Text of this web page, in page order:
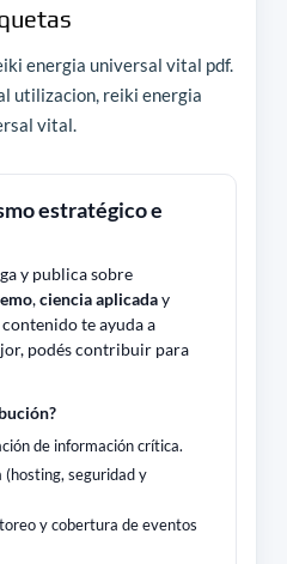
energia universal vital pdf.
utilizacion, reiki energia
vital.
estratégico e
y publica sobre
,ciencia aplicaday
contenido te ayuda a
podés contribuir para
de información crítica.
seguridad y
y cobertura de eventos